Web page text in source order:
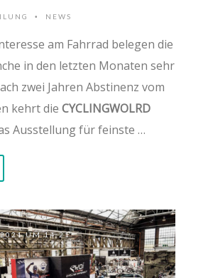
• NEWS
am Fahrrad belegen die
in den letzten Monaten sehr
zwei Jahren Abstinenz vom
kehrt die CYCLINGWOLRD
Ausstellung für feinste …
UM 14:21